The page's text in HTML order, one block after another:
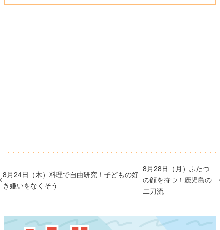
8月24日（木）料理で自由研究！子どもの好
き嫌いをなくそう
8月28日（月）ふたつ
の顔を持つ！鹿児島の
二刀流